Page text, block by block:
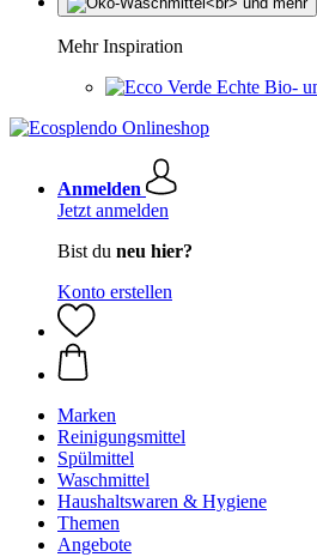
Mehr Inspiration
Echte Bio-
Anmelden
Jetzt anmelden
Bist du neu hier?
Konto erstellen
Marken
Reinigungsmittel
Spülmittel
Waschmittel
Haushaltswaren & Hygiene
Themen
Angebote